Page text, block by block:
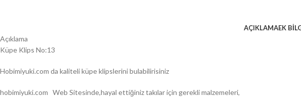
AÇIKLAMAEK
Açıklama
Küpe Klips No:13
Hobimiyuki.com da kaliteli küpe klipslerini bulabilirisiniz
hobimiyuki.com Web Sitesinde,hayal ettiğiniz takılar için gerekli malzemeleri,